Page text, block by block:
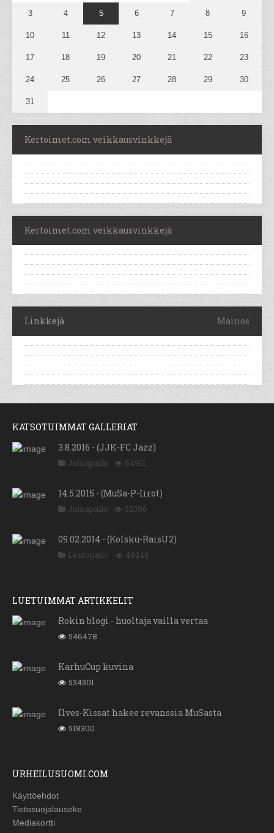
3 4 5 6 7 8 9
10 11 12 13 14 15 16
17 18 19 20 21 22 23
24 25 26 27 28 29 30
31
Kertoimet.com veikkausvinkkejä
Kertoimet.com veikkausvinkkejä
Linkkejä Mainos
KATSOTUIMMAT GALLERIAT
3.8.2016 - (JJK-FC Jazz)
Jalkapallo 64911
14.5.2015 - (MuSa-P-Iirot)
Jalkapallo 52396
09.02.2014 - (KoIsku-RaisU2)
Lentopallo 49246
LUETUIMMAT ARTIKKELIT
Rokin blogi - huoltaja vailla vertaa
546478
KarhuCup kuvina
534301
Ilves-Kissat hakee revanssia MuSasta
518300
URHEILUSUOMI.COM
Käyttöehdot
Tietosuojalauseke
Mediakortti